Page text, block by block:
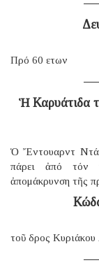
Πρό 60 ετων
Ἡ Καρυάτιδα
Ὁ Ἔντουαρντ
πάρει ἀπό τόν
ἀπομάκρυνση τῆς
τοῦ δρος Κυριάκου